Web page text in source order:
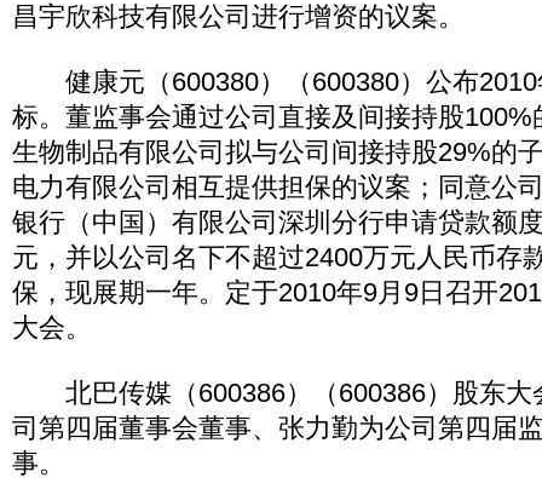
昌宇欣科技有限公司进行增资的议案。
健康元（600380）（600380）公布2010
标。董监事会通过公司直接及间接持股
生物制品有限公司拟与公司间接持股29%的
电力有限公司相互提供担保的议案；同意公
银行（中国）有限公司深圳分行申请贷款额
元，并以公司名下不超过2400万元人民币存
保，现展期一年。定于2010年9月9日召开
大会。
北巴传媒（600386）（600386）股东大
司第四届董事会董事、张力勤为公司第四届
事。